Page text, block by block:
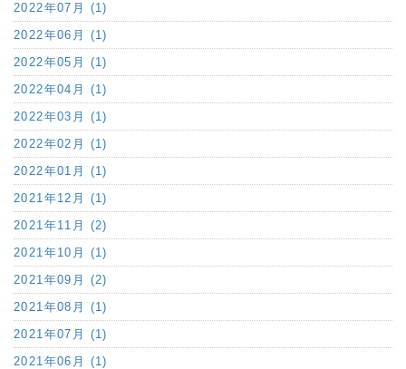
2022年07月 (1)
2022年06月 (1)
2022年05月 (1)
2022年04月 (1)
2022年03月 (1)
2022年02月 (1)
2022年01月 (1)
2021年12月 (1)
2021年11月 (2)
2021年10月 (1)
2021年09月 (2)
2021年08月 (1)
2021年07月 (1)
2021年06月 (1)